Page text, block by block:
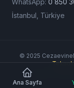
Ana Sayfa
İstanbul, Türkiye
© 2025
Ödeme